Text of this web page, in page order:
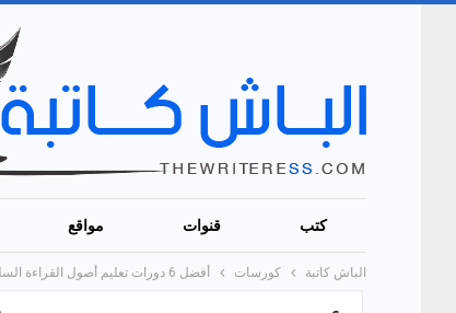
كتب قنوات مواقع
الباش كاتبة كورسات أفضل 6 دورات تعليم أصول القراءة السليمة (الجزء الرشيدي) مجانًا!